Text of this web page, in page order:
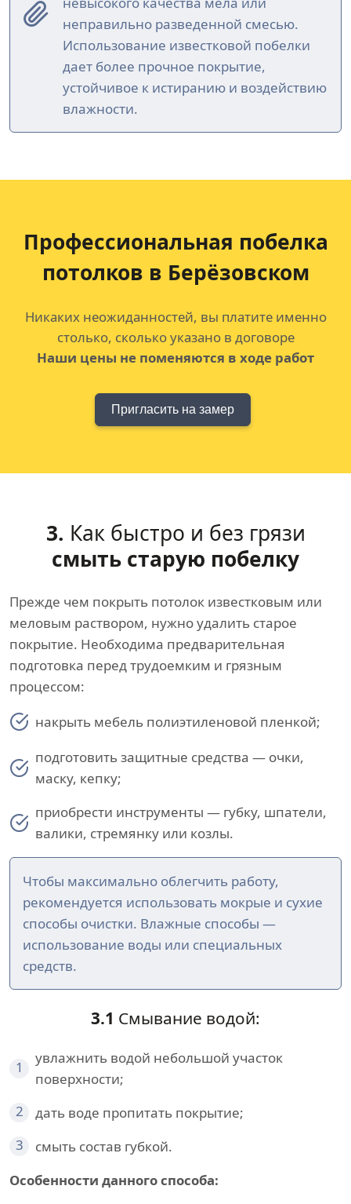
неправильно разведенной смесью.
Использование известковой побелки
дает более прочное покрытие,
устойчивое к истиранию и воздействию
влажности.
Профессиональная побелка
потолков в Берёзовском
Никаких неожиданностей, вы платите именно
столько, сколько указано в договоре
Наши цены не поменяются в ходе работ
Пригласить на замер
3. Как быстро и без грязи
смыть старую побелку
Прежде чем покрыть потолок известковым или
меловым раствором, нужно удалить старое
покрытие. Необходима предварительная
подготовка перед трудоемким и грязным
процессом:
накрыть мебель полиэтиленовой пленкой;
подготовить защитные средства — очки,
маску, кепку;
приобрести инструменты — губку, шпатели,
валики, стремянку или козлы.
Чтобы максимально облегчить работу,
рекомендуется использовать мокрые и сухие
способы очистки. Влажные способы —
использование воды или специальных
средств.
3.1 Смывание водой:
1
увлажнить водой небольшой участок
поверхности;
2
дать воде пропитать покрытие;
3
смыть состав губкой.
Особенности данного способа: